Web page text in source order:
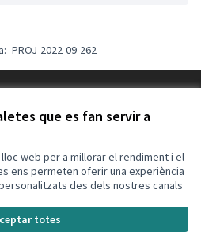
que es fan servir a
web per a millorar el rendiment i el
ens permeten oferir una experiència
des dels nostres canals
totes
-PROJ-2022-09-262
a GitHub
extern)
.